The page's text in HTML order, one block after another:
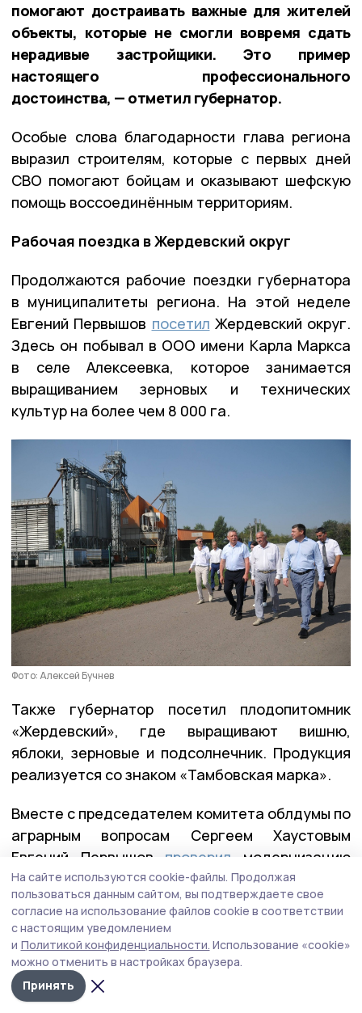
помогают достраивать важные для жителей
объекты, которые не смогли вовремя сдать
нерадивые застройщики. Это пример
настоящего профессионального
достоинства, — отметил губернатор.
Особые слова благодарности глава региона
выразил строителям, которые с первых дней
СВО помогают бойцам и оказывают шефскую
помощь воссоединённым территориям.
Рабочая поездка в Жердевский округ
Продолжаются рабочие поездки губернатора
в муниципалитеты региона. На этой неделе
Евгений Первышов посетил Жердевский округ.
Здесь он побывал в ООО имени Карла Маркса
в селе Алексеевка, которое занимается
выращиванием зерновых и технических
культур на более чем 8 000 га.
Фото: Алексей Бучнев
Также губернатор посетил плодопитомник
«Жердевский», где выращивают вишню,
яблоки, зерновые и подсолнечник. Продукция
реализуется со знаком «Тамбовская марка».
Вместе с председателем комитета облдумы по
аграрным вопросам Сергеем Хаустовым
Евгений Первышов проверил модернизацию
социальных объектов, включённых в
Народную программу «Единой России».
В селе Бурнак отремонтирован ДК,
в Жердевской ЦРБ идут масштабные работы
в рамках модернизации первичного звена,
а капремонт школы позволит более 320 детям
На сайте используются cookie-файлы. Продолжая
пользоваться данным сайтом, вы подтверждаете свое
согласие на использование файлов cookie в соответствии
с настоящим уведомлением
и Политикой конфиденциальности. Использование «cookie»
можно отменить в настройках браузера.
Принять